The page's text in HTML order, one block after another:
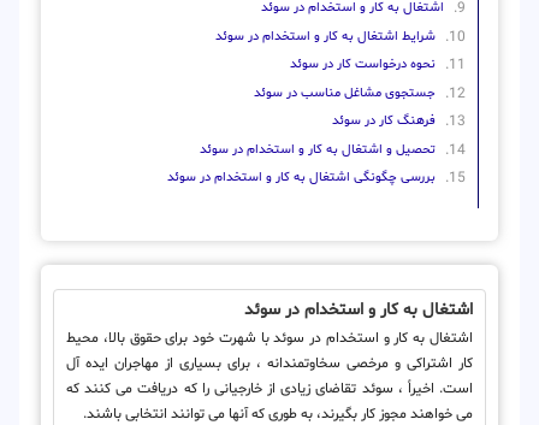
اشتغال به کار و استخدام در سوئد
شرایط اشتغال به کار و استخدام در سوئد
نحوه درخواست کار در سوئد
جستجوی مشاغل مناسب در سوئد
فرهنگ کار در سوئد
تحصیل و اشتغال به کار و استخدام در سوئد
بررسی چگونگی اشتغال به کار و استخدام در سوئد
اشتغال به کار و استخدام در سوئد
اشتغال به کار و استخدام در سوئد با شهرت خود برای حقوق بالا، محیط
کار اشتراکی و مرخصی سخاوتمندانه ، ​​برای بسیاری از مهاجران ایده آل
است. اخیراً ، سوئد تقاضای زیادی از خارجیانی را که دریافت می کنند که
می خواهند مجوز کار بگیرند، به طوری که آنها می توانند انتخابی باشند.